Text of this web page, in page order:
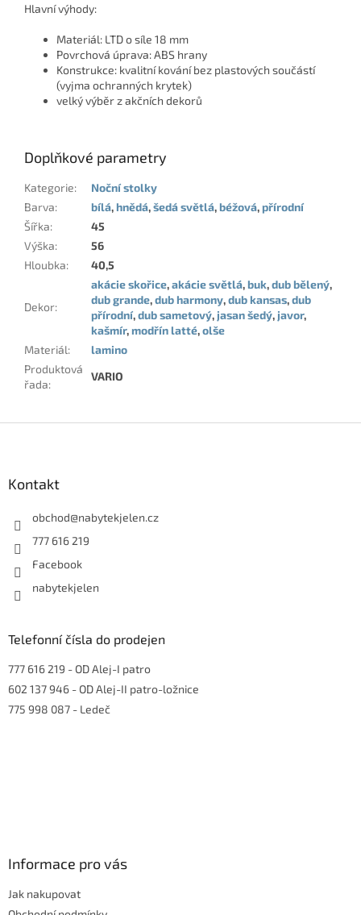
Hlavní výhody:
Materiál: LTD o síle 18 mm
Povrchová úprava: ABS hrany
Konstrukce: kvalitní kování bez plastových součástí
(vyjma ochranných krytek)
velký výběr z akčních dekorů
Doplňkové parametry
Kategorie:
Noční stolky
Barva: bílá,hnědá,šedá světlá,béžová,přírodní
Šířka:
45
Výška:
56
Hloubka: 40,5
Dekor:
akácie skořice,akácie světlá,buk,dub bělený,
dub grande,dub harmony,dub kansas,dub
přírodní,dub sametový, jasan šedý, javor,
kašmír,modřín latté,olše
Materiál:
lamino
Produktová
řada:
VARIO
Kontakt
obchod@nabytekjelen.cz
777 616 219
Facebook
nabytekjelen
Telefonní čísla do prodejen
777 616 219 - OD Alej-I patro
602 137 946 - OD Alej-II patro-ložnice
775 998 087 - Ledeč
Informace pro vás
Jak nakupovat